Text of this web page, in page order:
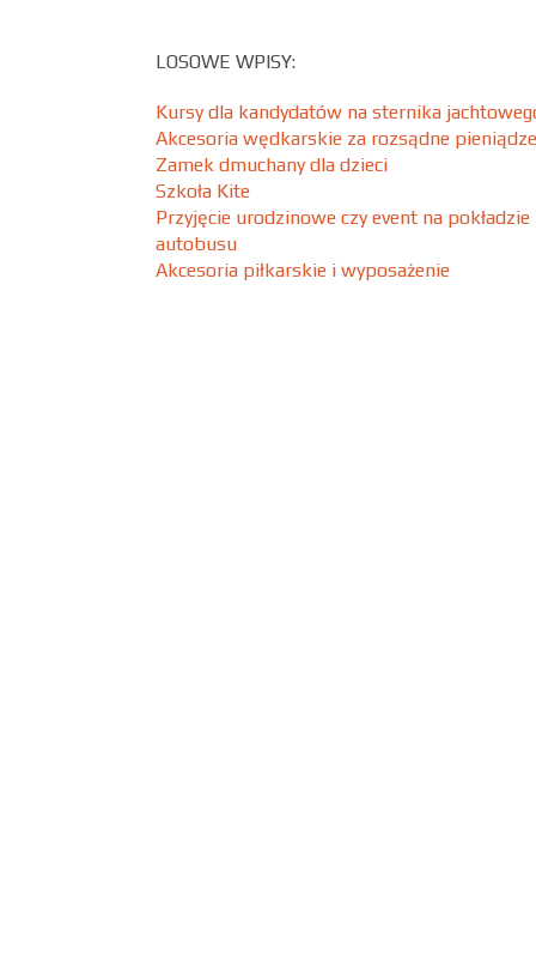
LOSOWE WPISY:
Kursy dla kandydatów na sternika
Akcesoria wędkarskie za rozsądne pieniądze
Zamek dmuchany dla dzieci
Szkoła Kite
Przyjęcie urodzinowe czy event na pokładzie
autobusu
Akcesoria piłkarskie i wyposażenie